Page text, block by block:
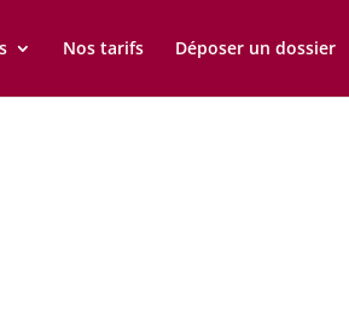
Nos tarifs Déposer un dossier